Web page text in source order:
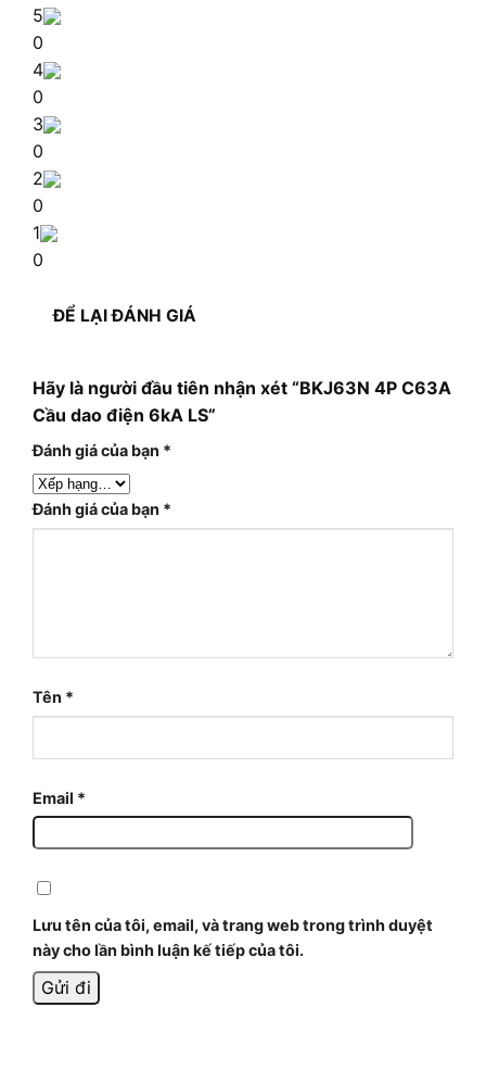
5
0
4
0
3
0
2
0
1
0
ĐỂ LẠI ĐÁNH GIÁ
Hãy là người đầu tiên nhận xét “BKJ63N 4P C63A
Cầu dao điện 6kA LS”
Đánh giá của bạn *
Đánh giá của bạn *
Tên *
Email *
Lưu tên của tôi, email, và trang web trong trình duyệt
này cho lần bình luận kế tiếp của tôi.